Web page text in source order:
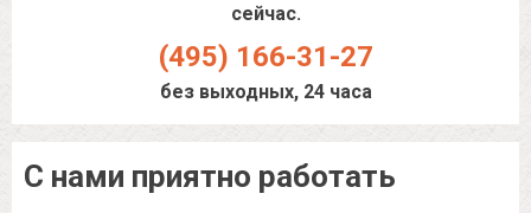
сейчас.
(495) 166-31-27
без выходных, 24 часа
С нами приятно работать